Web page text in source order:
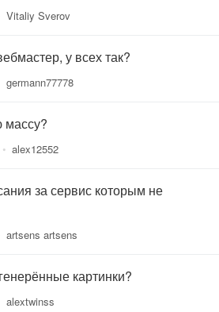
Vitaliy Sverov
у всех так?
germann77778
массу?
• alex12552
за сервис которым не
artsens artsens
картинки?
alextwinss